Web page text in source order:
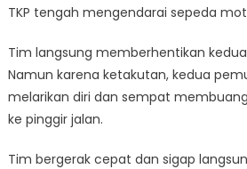
TKP tengah mengendarai sepeda
Tim langsung memberhentikan
Namun karena ketakutan, kedua
melarikan diri dan sempat
ke pinggir jalan.
Tim bergerak cepat dan sigap